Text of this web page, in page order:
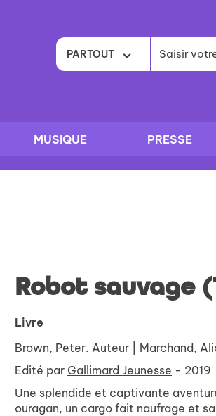
PARTOUT
MUSIQUE PRESSE
Robot sauvage
Livre
Brown, Peter. Auteur
Marchand,
Edité par Gallimard Jeunesse - 2019
Une splendide et captivante
ouragan, un cargo fait naufrage et